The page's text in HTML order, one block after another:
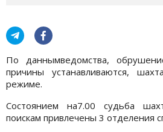
По даннымведомства,
причины устанавливаются,
режиме.
Состоянием на7.00 судьба
поискам привлечены 3 отделения